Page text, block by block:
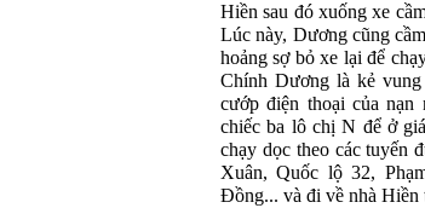
Hiền sau đó xuống xe
Lúc này, Dương cũng
hoảng sợ bỏ xe lại để
Chính Dương là kẻ
cướp điện thoại của
chiếc ba lô chị N để ở
chạy dọc theo các tuyến
Xuân, Quốc lộ 32,
Đồng... và đi về nhà Hiền